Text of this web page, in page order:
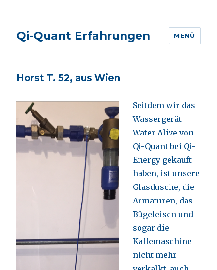
Qi-Quant Erfahrungen MENÜ
Horst T. 52, aus Wien
Seitdem wir das
Wassergerät
Water Alive von
Qi-Quant bei Qi-
Energy gekauft
haben, ist unsere
Glasdusche, die
Armaturen, das
Bügeleisen und
sogar die
Kaffemaschine
nicht mehr